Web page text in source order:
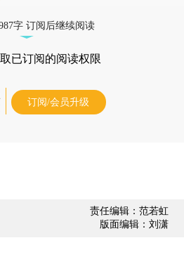
字 订阅后继续阅读
已订阅的阅读权限
订阅/会员升级
责任编辑：范若虹
版面编辑：刘潇